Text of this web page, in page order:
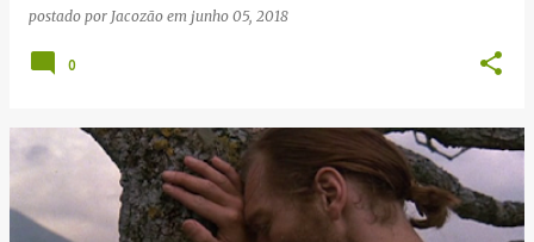
postado por Jacozão em junho 05, 2018
0